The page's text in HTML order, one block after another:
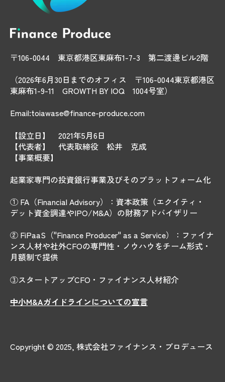
〒106-0044 東京都港区東麻布1-7-3 第二渡邊ビル2階
（2026年6月30日までのオフィス 〒106-0044東京都港区
東麻布1-9-11 GROWTH BY IOQ 1004号室）
Email:toiawase@finance-produce.com
【設立日】 2021年5月6日
【代表者】 代表取締役 松井 克成
【事業概要】
起業家専門の投資銀行事業及びそのプラットフォーム化
① FA（Financial Advisory）：資本政策（エクイティ・
デット資金調達やIPO/M&A）の財務アドバイザリー
② FiPaaS（"Finance Producer" as a Service）：ファイナ
ンス人材や社外CFOの専門性・ノウハウをチーム形式・
月額制で提供
③スタートアップCFO・ファイナンス人材紹介
中小M&Aガイドラインについての宣言
Copyright © 2025, 株式会社ファイナンス・プロデュース